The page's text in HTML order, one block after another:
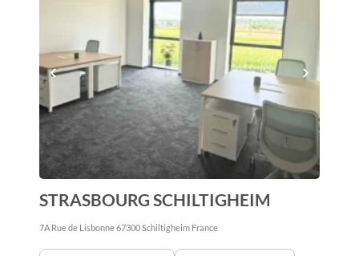
STRASBOURG SCHILTIGHEIM
7A Rue de Lisbonne67300Schiltigheim France